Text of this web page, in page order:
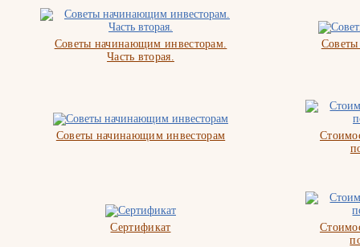
Советы начинающим инвесторам.
Часть вторая.
Советы начинающим инвесторам
Сертификат